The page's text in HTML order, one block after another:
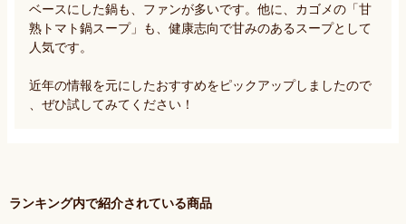
ベースにした鍋も、ファンが多いです。他に、カゴメの「甘
熟トマト鍋スープ」も、健康志向で甘みのあるスープとして
人気です。
近年の情報を元にしたおすすめをピックアップしましたので
、ぜひ試してみてください！
ランキング内で紹介されている商品